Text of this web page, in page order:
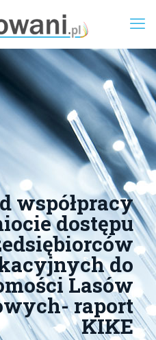
współpracy
dostępu
do
Lasów
raport
KIKE